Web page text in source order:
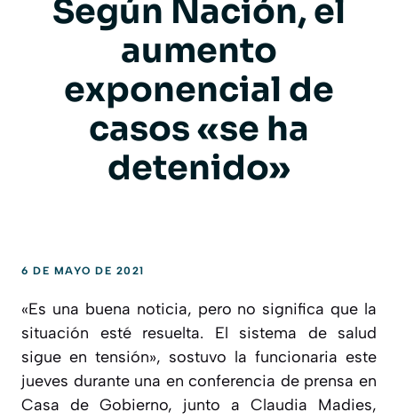
Según Nación, el
aumento
exponencial de
casos «se ha
detenido»
6 DE MAYO DE 2021
«Es una buena noticia, pero no significa que la
situación esté resuelta. El sistema de salud
sigue en tensión», sostuvo la funcionaria este
jueves durante una en conferencia de prensa en
Casa de Gobierno, junto a Claudia Madies,